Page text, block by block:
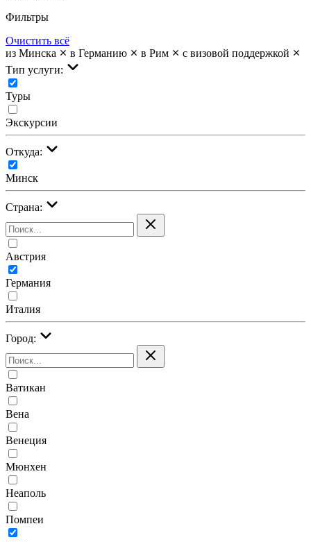
Фильтры
Очистить всё
из Минска
в Германию в Рим
с визовой поддержкой
Тип услуги:
Туры
Экскурсии
Откуда:
Минск
Страна:
Австрия
Германия
Италия
Город:
Ватикан
Вена
Венеция
Мюнхен
Неаполь
Помпеи